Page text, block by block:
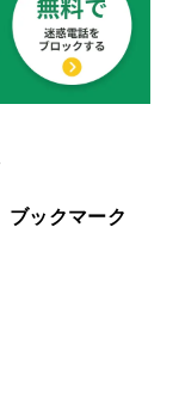
ブックマーク